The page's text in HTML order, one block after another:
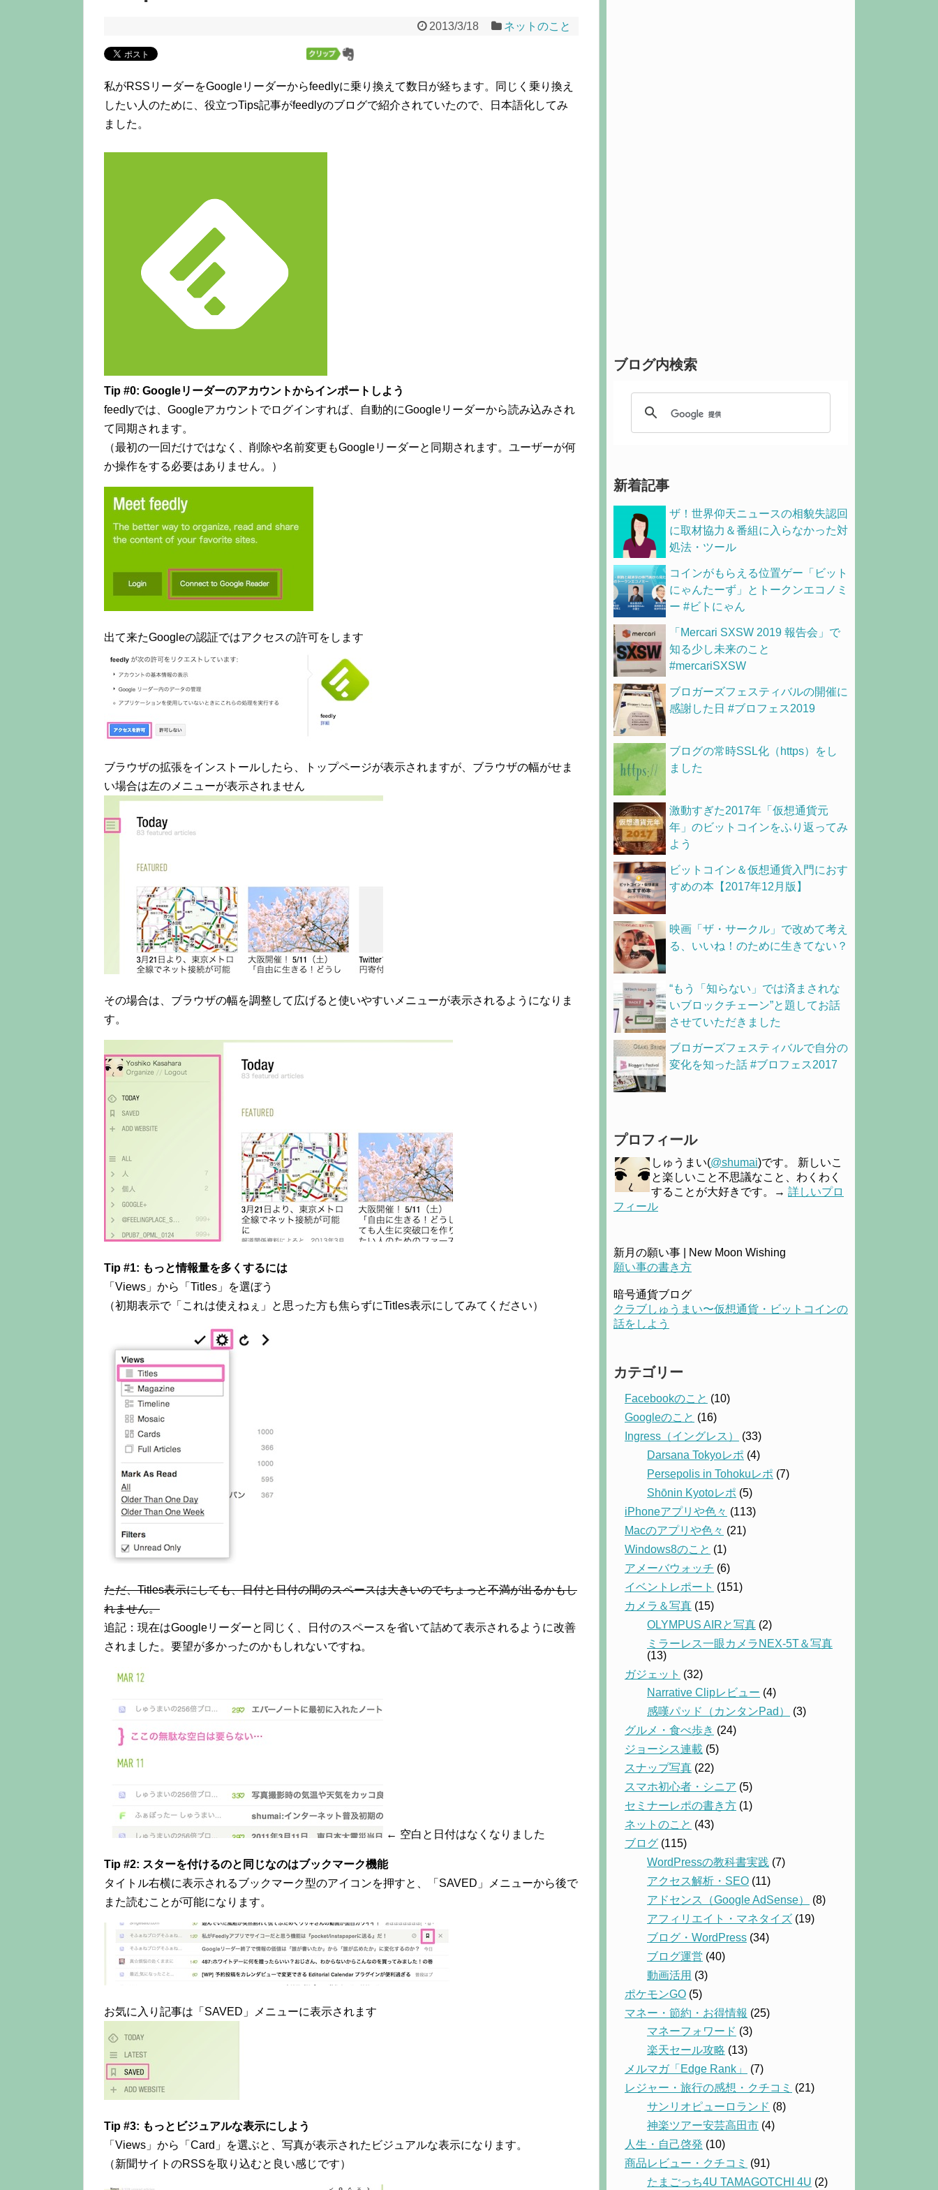
2013/3/18 ネットのこと
私がRSSリーダーをGoogleリーダーからfeedlyに乗り換えて数日が経ちます。同じく乗り換え
したい人のために、役立つTips記事がfeedlyのブログで紹介されていたので、日本語化してみ
ました。
Tip #0: Googleリーダーのアカウントからインポートしよう
feedlyでは、Googleアカウントでログインすれば、自動的にGoogleリーダーから読み込みされ
て同期されます。
（最初の一回だけではなく、削除や名前変更もGoogleリーダーと同期されます。ユーザーが何
か操作をする必要はありません。）
出て来たGoogleの認証ではアクセスの許可をします
ブラウザの拡張をインストールしたら、トップページが表示されますが、ブラウザの幅がせま
い場合は左のメニューが表示されません
その場合は、ブラウザの幅を調整して広げると使いやすいメニューが表示されるようになりま
す。
Tip #1: もっと情報量を多くするには
「Views」から「Titles」を選ぼう
（初期表示で「これは使えねぇ」と思った方も焦らずにTitles表示にしてみてください）
ただ、Titles表示にしても、日付と日付の間のスペースは大きいのでちょっと不満が出るかもし
れません。
追記：現在はGoogleリーダーと同じく、日付のスペースを省いて詰めて表示されるように改善
されました。要望が多かったのかもしれないですね。
← 空白と日付はなくなりました
Tip #2: スターを付けるのと同じなのはブックマーク機能
タイトル右横に表示されるブックマーク型のアイコンを押すと、「SAVED」メニューから後で
また読むことが可能になります。
お気に入り記事は「SAVED」メニューに表示されます
Tip #3: もっとビジュアルな表示にしよう
「Views」から「Card」を選ぶと、写真が表示されたビジュアルな表示になります。
（新聞サイトのRSSを取り込むと良い感じです）
ブログ内検索
新着記事
ザ！世界仰天ニュースの相貌失認回
に取材協力＆番組に入らなかった対
処法・ツール
コインがもらえる位置ゲー「ビット
にゃんたーず」とトークンエコノミ
ー #ビトにゃん
「Mercari SXSW 2019 報告会」で
知る少し未来のこと
#mercariSXSW
ブロガーズフェスティバルの開催に
感謝した日 #ブロフェス2019
ブログの常時SSL化（https）をし
ました
激動すぎた2017年「仮想通貨元
年」のビットコインをふり返ってみ
よう
ビットコイン＆仮想通貨入門におす
すめの本【2017年12月版】
映画「ザ・サークル」で改めて考え
る、いいね！のために生きてない？
“もう「知らない」では済まされな
いブロックチェーン”と題してお話
させていただきました
ブロガーズフェスティバルで自分の
変化を知った話 #ブロフェス2017
プロフィール
しゅうまい(@shumai)です。 新しいこ
と楽しいこと不思議なこと、わくわく
することが大好きです。→ 詳しいプロ
フィール
新月の願い事 | New Moon Wishing
願い事の書き方
暗号通貨ブログ
クラブしゅうまい〜仮想通貨・ビットコインの
話をしよう
カテゴリー
Facebookのこと (10)
Googleのこと (16)
Ingress（イングレス）
(33)
Darsana Tokyoレポ (4)
Persepolis in Tohokuレポ (7)
Shōnin Kyotoレポ (5)
iPhoneアプリや色々 (113)
Macのアプリや色々 (21)
Windows8のこと (1)
アメーバウォッチ (6)
イベントレポート (151)
カメラ＆写真 (15)
OLYMPUS AIRと写真 (2)
ミラーレス一眼カメラNEX-5T＆写真
(13)
ガジェット (32)
Narrative Clipレビュー (4)
感嘆パッド（カンタンPad）
(3)
グルメ・食べ歩き (24)
ジョーシス連載 (5)
スナップ写真 (22)
スマホ初心者・シニア (5)
セミナーレポの書き方 (1)
ネットのこと (43)
ブログ (115)
WordPressの教科書実践 (7)
アクセス解析・SEO (11)
アドセンス（Google AdSense）
(8)
アフィリエイト・マネタイズ (19)
ブログ・WordPress (34)
ブログ運営 (40)
動画活用 (3)
ポケモンGO (5)
マネー・節約・お得情報 (25)
マネーフォワード (3)
楽天セール攻略 (13)
メルマガ「Edge Rank」
(7)
レジャー・旅行の感想・クチコミ (21)
サンリオピューロランド (8)
神楽ツアー安芸高田市 (4)
人生・自己啓発 (10)
商品レビュー・クチコミ (91)
たまごっち4U TAMAGOTCHI 4U (2)